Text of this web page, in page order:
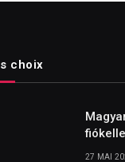
choix
27 MAI